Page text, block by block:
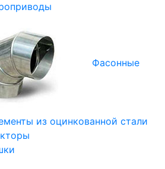
Фасонные
из оцинкованной стали